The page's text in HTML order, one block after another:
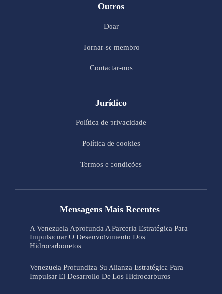
Outros
Doar
Tornar-se membro
Contactar-nos
Jurídico
Política de privacidade
Política de cookies
Termos e condições
Mensagens Mais Recentes
A Venezuela Aprofunda A Parceria Estratégica Para
Impulsionar O Desenvolvimento Dos
Hidrocarbonetos
Venezuela Profundiza Su Alianza Estratégica Para
Impulsar El Desarrollo De Los Hidrocarburos